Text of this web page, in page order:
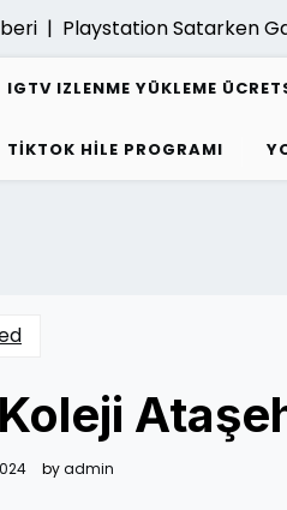
|Playstation Satarken
IGTV IZLENME YÜKLEME
TIKTOK HILE PROGRAMI
byadmin